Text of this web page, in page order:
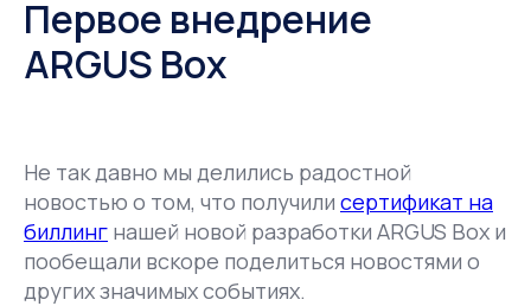
Первое внедрение
ARGUS Box
Не так давно мы делились радостной
новостью о том, что получили сертификат на
биллинг нашей новой разработки ARGUS Box и
пообещали вскоре поделиться новостями о
других значимых событиях.